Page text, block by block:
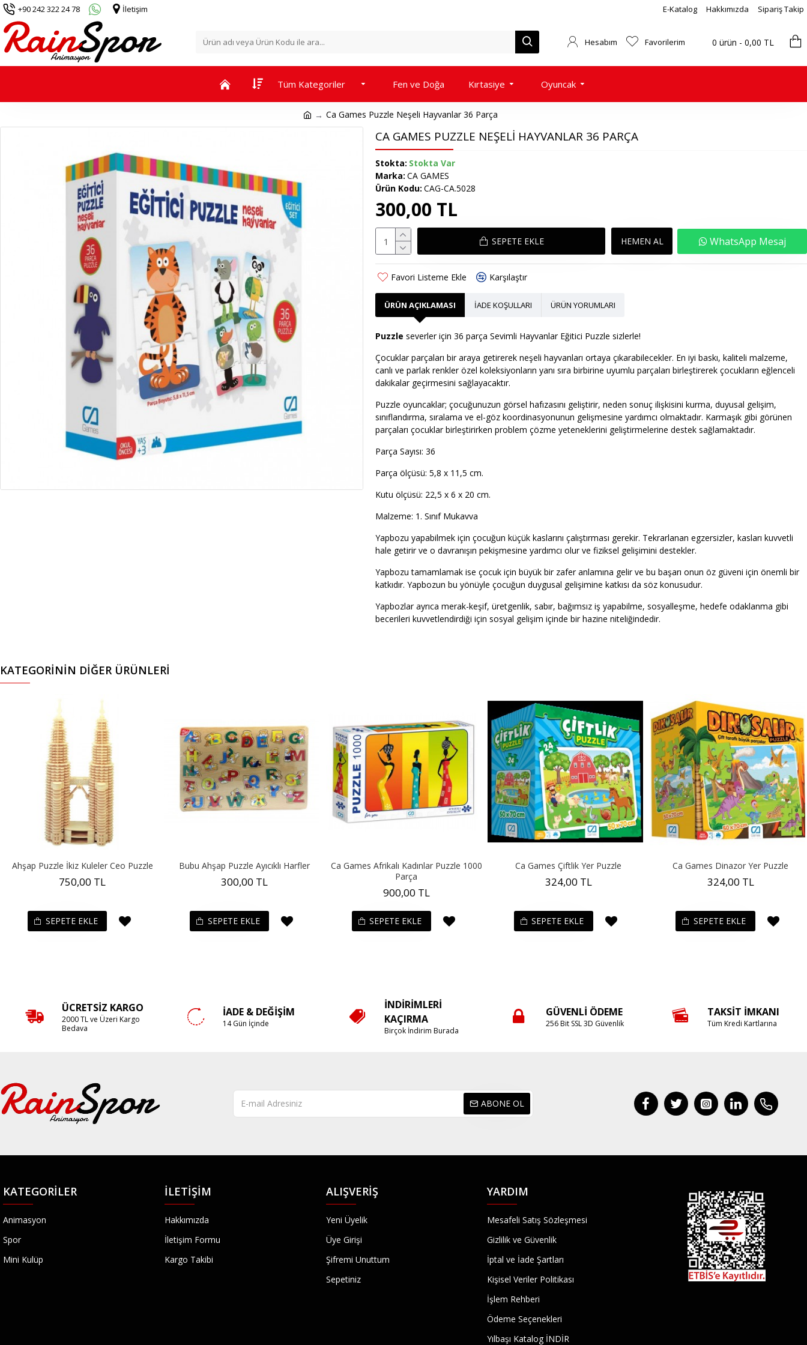
+90 242 322 24 78 İletişim E-Katalog Hakkımızda Sipariş Takip
Hesabım Favorilerim 0 ürün - 0,00 TL
Tüm Kategoriler Fen ve Doğa Kırtasiye Oyuncak
Ca Games Puzzle Neşeli Hayvanlar 36 Parça
CA GAMES PUZZLE NEŞELI HAYVANLAR 36 PARÇA
300,00 TL
Stokta: Stokta Var
Marka: CA GAMES
Ürün Kodu: CAG-CA.5028
SEPETE EKLE HEMEN AL WhatsApp Mesaj
Favori Listeme Ekle Karşılaştır
ÜRÜN AÇIKLAMASI İADE KOŞULLARI ÜRÜN YORUMLARI
Puzzle severler için 36 parça Sevimli Hayvanlar Eğitici Puzzle sizlerle!
Çocuklar parçaları bir araya getirerek neşeli hayvanları ortaya çıkarabilecekler. En iyi baskı, kaliteli malzeme,
canlı ve parlak renkler özel koleksiyonların yanı sıra birbirine uyumlu parçaları birleştirerek çocukların eğlenceli
dakikalar geçirmesini sağlayacaktır.
Puzzle oyuncaklar; çocuğunuzun görsel hafızasını geliştirir, neden sonuç ilişkisini kurma, duyusal gelişim,
sınıflandırma, sıralama ve el-göz koordinasyonunun gelişmesine yardımcı olmaktadır. Karmaşık gibi görünen
parçaları çocuklar birleştirirken problem çözme yeteneklerini geliştirmelerine destek sağlamaktadır.
Parça Sayısı: 36
Parça ölçüsü: 5,8 x 11,5 cm.
Kutu ölçüsü: 22,5 x 6 x 20 cm.
Malzeme: 1. Sınıf Mukavva
Yapbozu yapabilmek için çocuğun küçük kaslarını çalıştırması gerekir. Tekrarlanan egzersizler, kasları kuvvetli
hale getirir ve o davranışın pekişmesine yardımcı olur ve fiziksel gelişimini destekler.
Yapbozu tamamlamak ise çocuk için büyük bir zafer anlamına gelir ve bu başarı onun öz güveni için önemli bir
katkıdır. Yapbozun bu yönüyle çocuğun duygusal gelişimine katkısı da söz konusudur.
Yapbozlar ayrıca merak-keşif, üretgenlik, sabır, bağımsız iş yapabilme, sosyalleşme, hedefe odaklanma gibi
becerileri kuvvetlendirdiği için sosyal gelişim içinde bir hazine niteliğindedir.
KATEGORININ DIĞER ÜRÜNLERI
Ahşap Puzzle İkiz Kuleler Ceo Puzzle
750,00 TL
SEPETE EKLE
Bubu Ahşap Puzzle Ayıcıklı Harfler
300,00 TL
SEPETE EKLE
Ca Games Afrikalı Kadınlar Puzzle 1000
Parça
900,00 TL
SEPETE EKLE
Ca Games Çiftlik Yer Puzzle
324,00 TL
SEPETE EKLE
Ca Games Dinazor Yer Puzzle
324,00 TL
SEPETE EKLE
ÜCRETSIZ KARGO
2000 TL ve Üzeri Kargo
Bedava
İADE & DEĞIŞIM
14 Gün İçinde
İNDIRIMLERI
KAÇIRMA
Birçok İndirim Burada
GÜVENLI ÖDEME
256 Bit SSL 3D Güvenlik
TAKSIT İMKANI
Tüm Kredi Kartlarına
ABONE OL
KATEGORILER
Animasyon
Spor
Mini Kulüp
İLETIŞIM
Hakkımızda
İletişim Formu
Kargo Takibi
ALIŞVERIŞ
Yeni Üyelik
Üye Girişi
Şifremi Unuttum
Sepetiniz
YARDIM
Mesafeli Satış Sözleşmesi
Gizlilik ve Güvenlik
İptal ve İade Şartları
Kişisel Veriler Politikası
İşlem Rehberi
Ödeme Seçenekleri
Yılbaşı Katalog İNDİR